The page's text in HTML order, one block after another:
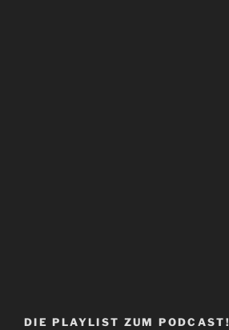
DIE PLAYLIST ZUM PODCAST!